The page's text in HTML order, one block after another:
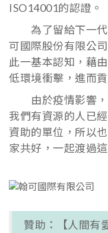
ISO14001的認證。
為了留給下一代
可國際股份有限公
此一基本認知，藉
低環境衝擊，進而
由於疫情影響，
我們有資源的人已
資助的單位，所以
家共好，一起渡過
贊助：【人間有